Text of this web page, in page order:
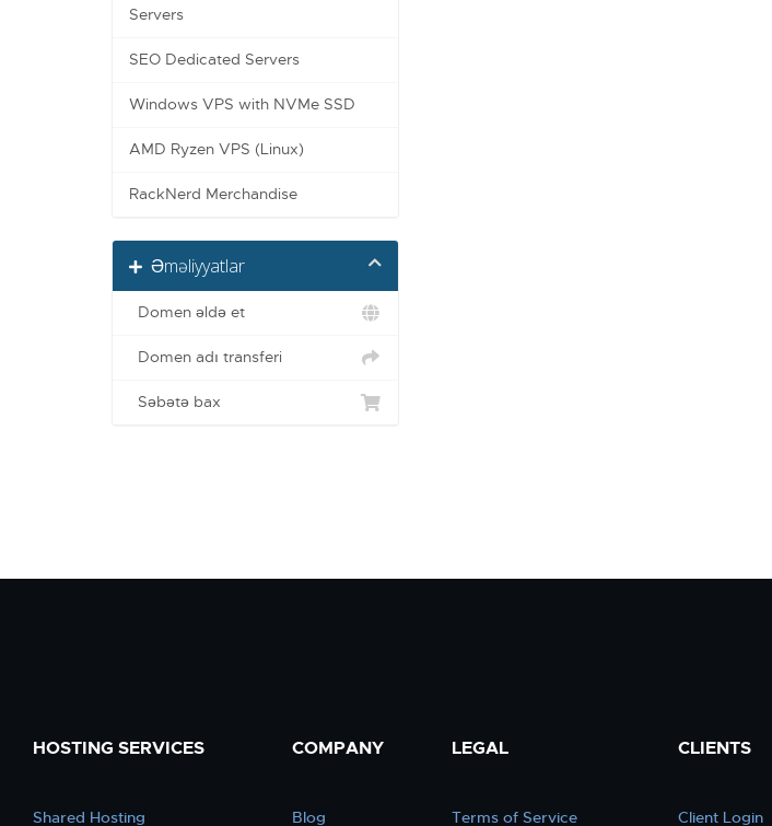
Servers
SEO Dedicated Servers
Windows VPS with NVMe SSD
AMD Ryzen VPS (Linux)
RackNerd Merchandise
Əməliyyatlar
Domen əldə et
Domen adı transferi
Səbətə bax
HOSTING SERVICES
Shared Hosting
COMPANY
Blog
LEGAL
Terms of Service
CLIENTS
Client Login